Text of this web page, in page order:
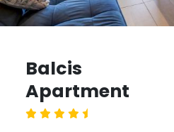
Balcis
Apartment